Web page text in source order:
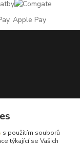
s použitím souborů
týkající se Vašich